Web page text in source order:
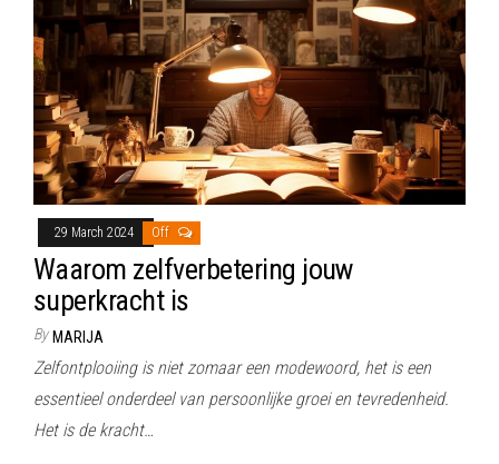
29 March 2024 Off
Waarom zelfverbetering jouw
superkracht is
By MARIJA
Zelfontplooiing is niet zomaar een modewoord, het is een
essentieel onderdeel van persoonlijke groei en tevredenheid.
Het is de kracht…